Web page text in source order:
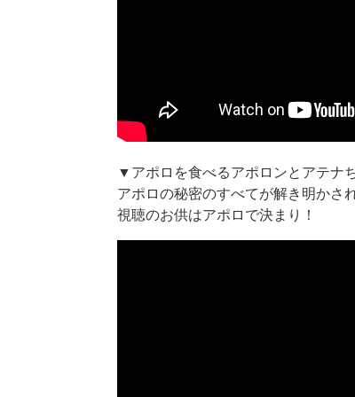
▼アポロを食べるアポロンとアテナ
アポロの秘密のすべてが解き明か
視聴のお供はアポロで決まり！